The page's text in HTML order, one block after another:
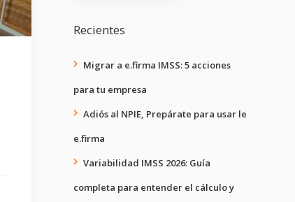
Recientes
Migrar a e.firma IMSS: 5 acciones
para tu empresa
Adiós al NPIE, Prepárate para usar le
e.firma
Variabilidad IMSS 2026: Guía
completa para entender el cálculo y